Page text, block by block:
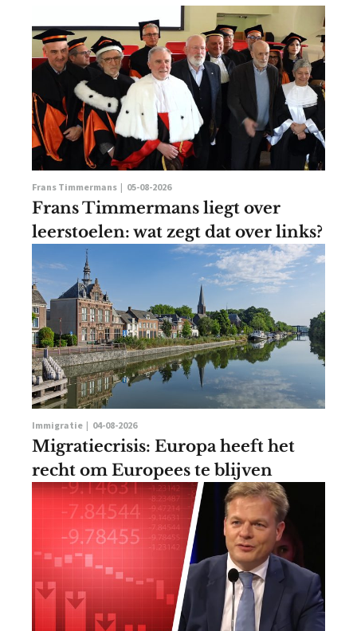
Frans Timmermans | 05-08-2026
Frans Timmermans liegt over
leerstoelen: wat zegt dat over links?
Immigratie | 04-08-2026
Migratiecrisis: Europa heeft het
recht om Europees te blijven